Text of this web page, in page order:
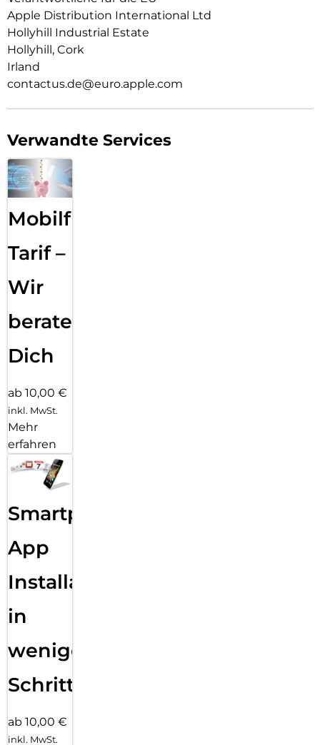
einfach im Case und docke dein MagSafe Ladegerät an oder
leg es auf dein Qi2.2 oder Qi zertifiziertes Ladegerät.
Wie jedes von Apple entwickelte Case durchläuft es im Laufe
des Design‑ und Fertigungs­prozesses Tausende von
Teststunden. Deshalb sieht es nicht nur großartig aus,
sondern ist auch dafür gemacht, dein iPhone vor Kratzern
Apple Distribution International Ltd
Hollyhill Industrial Estate
Hollyhill, Cork
Irland
contactus.de@euro.apple.com
Verwandte Services
Mobilfunk
Tarif –
Wir
beraten
Dich
ab 10,00 €
inkl. MwSt.
Mehr
erfahren
Smartphone
App
Installation
in
wenigen
Schritten
ab 10,00 €
inkl. MwSt.